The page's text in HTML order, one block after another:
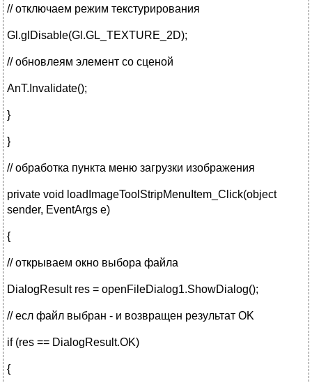
// отключаем режим текстурирования
Gl.glDisable(Gl.GL_TEXTURE_2D);
// обновлеям элемент со сценой
AnT.Invalidate();
}
}
// обработка пункта меню загрузки изображения
private void loadImageToolStripMenuItem_Click(object
sender, EventArgs e)
{
// открываем окно выбора файла
DialogResult res = openFileDialog1.ShowDialog();
// есл файл выбран - и возвращен результат OK
if (res == DialogResult.OK)
{